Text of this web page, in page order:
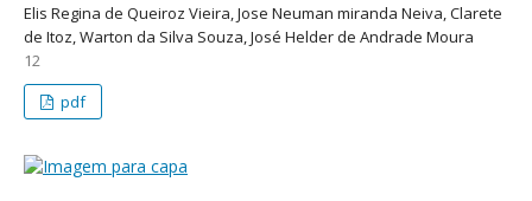
Elis Regina de Queiroz Vieira, Jose Neuman miranda Neiva, Clarete
de Itoz, Warton da Silva Souza, José Helder de Andrade Moura
12
pdf